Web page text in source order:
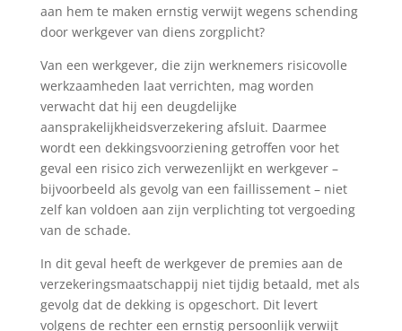
aan hem te maken ernstig verwijt wegens schending
door werkgever van diens zorgplicht?
Van een werkgever, die zijn werknemers risicovolle
werkzaamheden laat verrichten, mag worden
verwacht dat hij een deugdelijke
aansprakelijkheidsverzekering afsluit. Daarmee
wordt een dekkingsvoorziening getroffen voor het
geval een risico zich verwezenlijkt en werkgever –
bijvoorbeeld als gevolg van een faillissement – niet
zelf kan voldoen aan zijn verplichting tot vergoeding
van de schade.
In dit geval heeft de werkgever de premies aan de
verzekeringsmaatschappij niet tijdig betaald, met als
gevolg dat de dekking is opgeschort. Dit levert
volgens de rechter een ernstig persoonlijk verwijt